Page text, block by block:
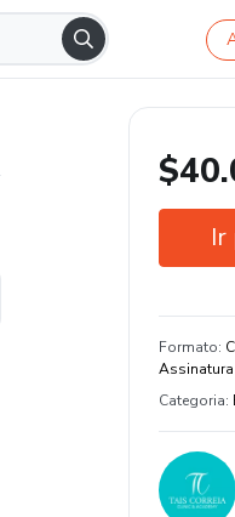
Ir
Formato:
Assinatura
Categoria: